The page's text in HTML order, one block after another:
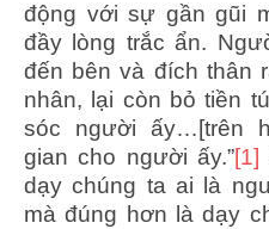
động với sự gần gũi
đầy lòng trắc ẩn.
đến bên và đích thân
nhân, lại còn bỏ tiền
sóc người ấy…[trên
gian cho người ấy.”[1]
dạy chúng ta ai là
mà đúng hơn là dạy